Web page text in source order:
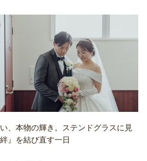
、本物の輝き。ステンドグラスに見
』を結び直す一日